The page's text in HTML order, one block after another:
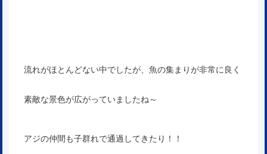
流れがほとんどない中でしたが、魚の集まりが非常に良く
素敵な景色が広がっていましたね～
アジの仲間も子群れで通過してきたり！！